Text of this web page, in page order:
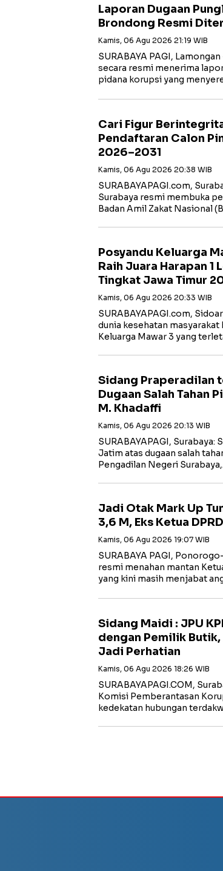
Laporan Dugaan
Brondong Resmi
Kamis, 06 Agu 2026 21:19 WIB
SURABAYA PAGI,
secara resmi menerima
pidana korupsi yang
Cari Figur
Pendaftaran Calon
2026–2031
Kamis, 06 Agu 2026 20:38 WIB
SURABAYAPAGI.com,
Surabaya resmi membuka
Badan Amil Zakat Nasional
Posyandu Keluarga
Raih Juara Harapan 1
Tingkat Jawa Timur
Kamis, 06 Agu 2026 20:33 WIB
SURABAYAPAGI.com,
dunia kesehatan
Keluarga Mawar 3 yang
Sidang Praperadilan
Dugaan Salah Tahan
M. Khadaffi
Kamis, 06 Agu 2026 20:13 WIB
SURABAYAPAGI,
Jatim atas dugaan salah
Pengadilan Negeri
Jadi Otak Mark Up
3,6 M, Eks Ketua
Kamis, 06 Agu 2026 19:07 WIB
SURABAYA PAGI,
resmi menahan mantan
yang kini masih menjabat
Sidang Maidi : JPU
dengan Pemilik Butik,
Jadi Perhatian
Kamis, 06 Agu 2026 18:26 WIB
‎SURABAYAPAGI.COM,
Komisi Pemberantasan
kedekatan hubungan